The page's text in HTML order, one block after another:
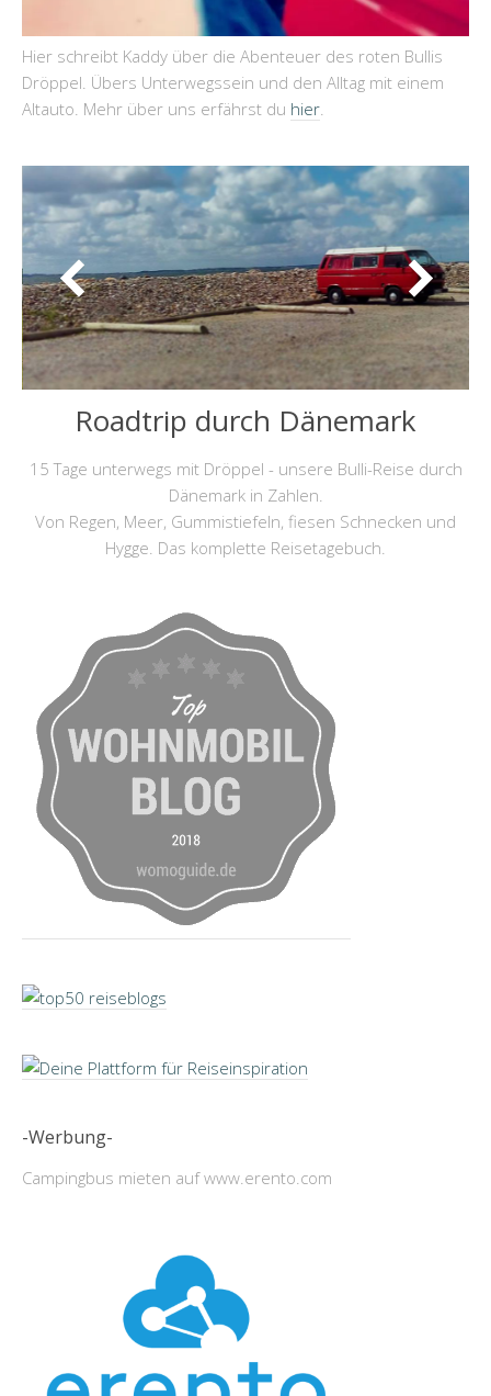
Hier schreibt Kaddy über die Abenteuer des roten Bullis
Dröppel. Übers Unterwegssein und den Alltag mit einem
Altauto. Mehr über uns erfährst du hier
Roadtrip durch Dänemark
15 Tage unterwegs mit Dröppel - unsere Bulli-Reise durch
Dänemark in Zahlen.
Von Regen, Meer, Gummistiefeln, fiesen Schnecken und
Hygge. Das komplette Reisetagebuch.
-Werbung-
Campingbus mieten auf www.erento.com